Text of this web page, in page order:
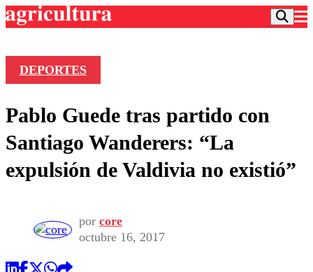
Frecuencias
Agricultura TV
Deportes
Colo Colo
Seleccion Chilena
Entretención
Economía
Publicaciones en medios
Opinión
DEPORTES
Pablo Guede tras partido con
Santiago Wanderers: “La
expulsión de Valdivia no existió”
por core
octubre 16, 2017